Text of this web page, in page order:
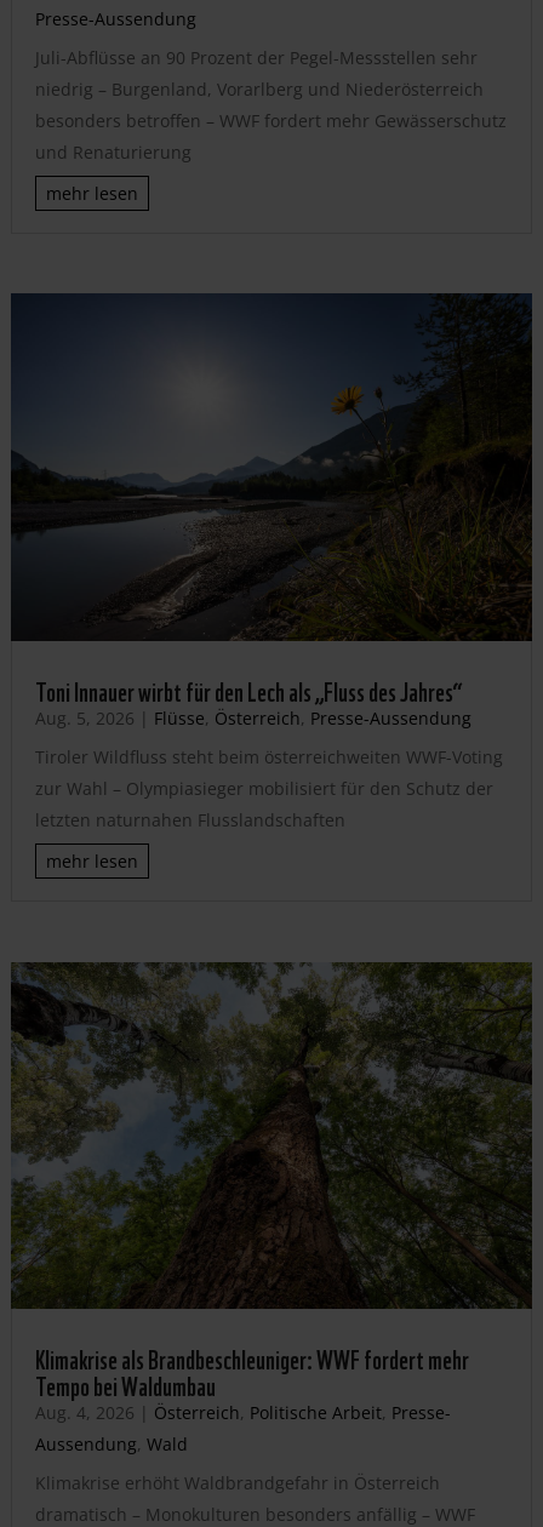
Presse-Aussendung
Juli-Abflüsse an 90 Prozent der Pegel-Messstellen sehr
niedrig – Burgenland, Vorarlberg und Niederösterreich
besonders betroffen – WWF fordert mehr Gewässerschutz
und Renaturierung
mehr lesen
Toni Innauer wirbt für den Lech als „Fluss des Jahres“
Aug. 5, 2026 | Flüsse, Österreich, Presse-Aussendung
Tiroler Wildfluss steht beim österreichweiten WWF-Voting
zur Wahl – Olympiasieger mobilisiert für den Schutz der
letzten naturnahen Flusslandschaften
mehr lesen
Klimakrise als Brandbeschleuniger: WWF fordert mehr
Tempo bei Waldumbau
Aug. 4, 2026 | Österreich, Politische Arbeit, Presse-
Aussendung, Wald
Klimakrise erhöht Waldbrandgefahr in Österreich
dramatisch – Monokulturen besonders anfällig – WWF